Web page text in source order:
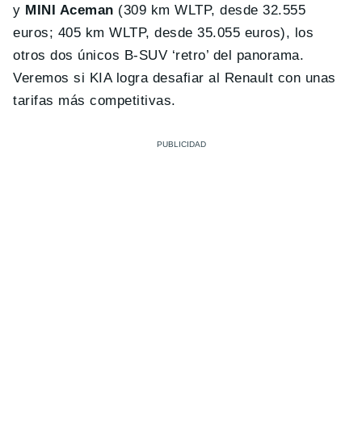
y MINI Aceman (309 km WLTP, desde 32.555
euros; 405 km WLTP, desde 35.055 euros), los
otros dos únicos B-SUV ‘retro’ del panorama.
Veremos si KIA logra desafiar al Renault con unas
tarifas más competitivas.